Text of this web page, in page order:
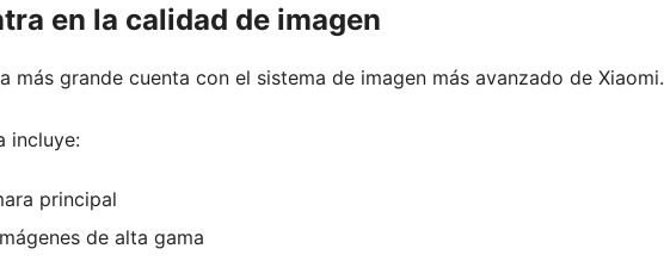
en la calidad de imagen
más grande cuenta con el sistema de imagen más avanzado de Xiaomi.
incluye:
principal
de alta gama